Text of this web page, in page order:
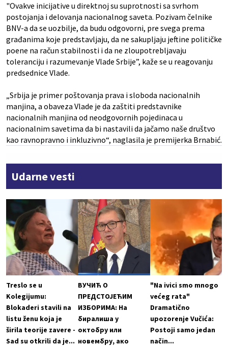
"Ovakve inicijative u direktnoj su suprotnosti sa svrhom
postojanja i delovanja nacionalnog saveta. Pozivam čelnike
BNV-a da se uozbilje, da budu odgovorni, pre svega prema
građanima koje predstavljaju, da ne sakupljaju jeftine političke
poene na račun stabilnosti i da ne zloupotrebljavaju
toleranciju i razumevanje Vlade Srbije”, kaže se u reagovanju
predsednice Vlade.
„Srbija je primer poštovanja prava i sloboda nacionalnih
manjina, a obaveza Vlade je da zaštiti predstavnike
nacionalnih manjina od neodgovornih pojedinaca u
nacionalnim savetima da bi nastavili da jačamo naše društvo
kao ravnopravno i inkluzivno“, naglasila je premijerka Brnabić.
Udarne vesti
Treslo se u
Kolegijumu:
Blokaderi stavili na
listu ženu koja je
širila teorije zavere -
Sad su otkrili da je...
ВУЧИЋ О
ПРЕДСТОЈЕЋИМ
ИЗБОРИМА: На
биралиша у
октобру или
новембру, ако
"Na ivici smo mnogo
većeg rata"
Dramatično
upozorenje Vučića:
Postoji samo jedan
način...